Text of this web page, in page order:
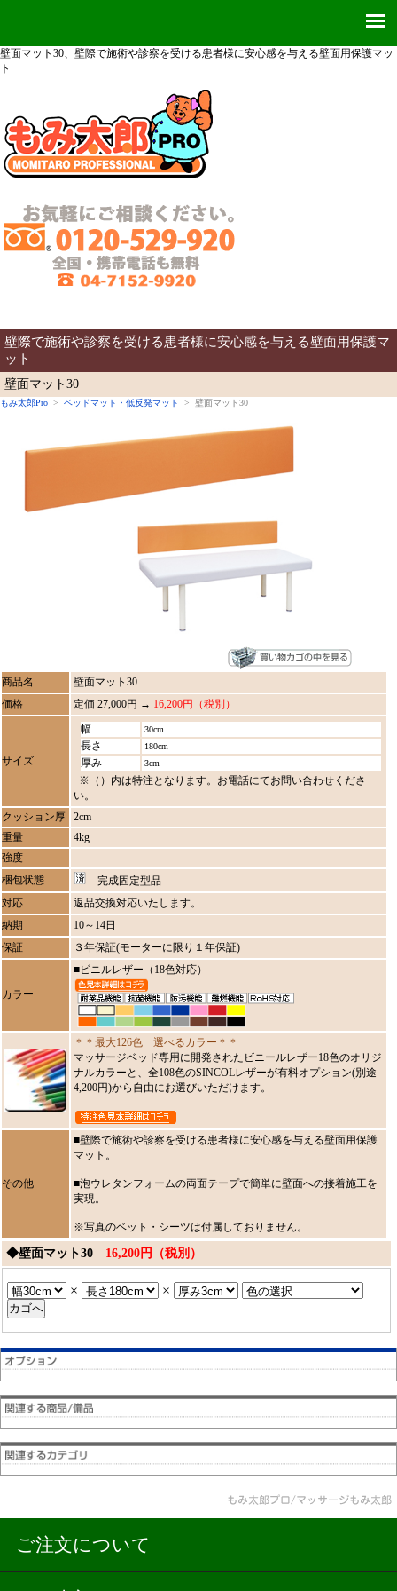
壁面マット30、壁際で施術や診察を受ける患者様に安心感を与える壁面用保護マッ
ト
壁際で施術や診察を受ける患者様に安心感を与える壁面用保護マ
ット
壁面マット30
もみ太郎Pro > ベッドマット・低反発マット > 壁面マット30
商品名
壁面マット30
価格
定価 27,000円 → 16,200円（税別）
サイズ
幅 30cm
長さ 180cm
厚み 3cm
※（）内は特注となります。お電話にてお問い合わせくださ
い。
クッション厚
2cm
重量
4kg
強度
-
梱包状態
完成固定型品
対応
返品交換対応いたします。
納期
10～14日
保証
３年保証(モーターに限り１年保証)
カラー
■ビニルレザー（18色対応）
＊＊最大126色 選べるカラー＊＊
マッサージベッド専用に開発されたビニールレザー18色のオリジ
ナルカラーと、全108色のSINCOLレザーが有料オプション(別途
4,200円)から自由にお選びいただけます。
その他
■壁際で施術や診察を受ける患者様に安心感を与える壁面用保護
マット。
■泡ウレタンフォームの両面テープで簡単に壁面への接着施工を
実現。
※写真のベット・シーツは付属しておりません。
◆壁面マット30 16,200円（税別）
× ×
ご注文について